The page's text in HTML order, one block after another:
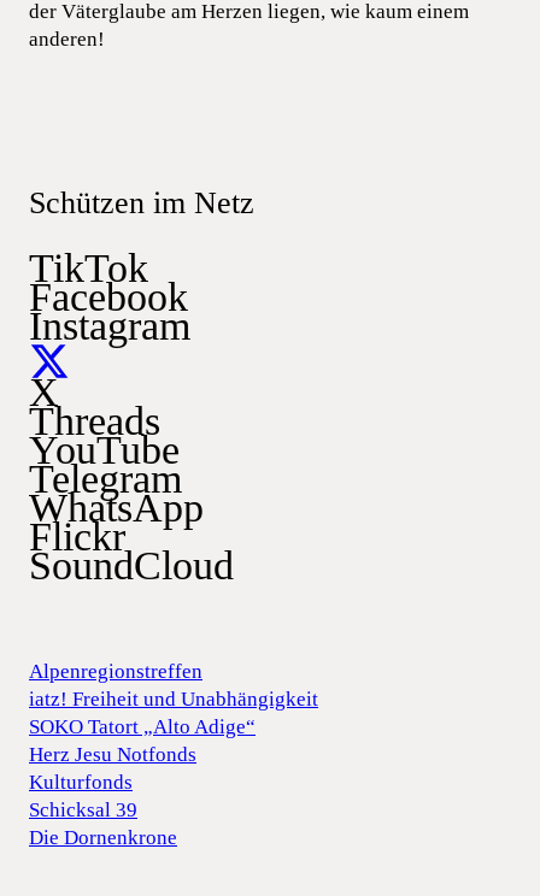
der Väterglaube am Herzen liegen, wie kaum einem
anderen!
Schützen im Netz
TikTok
Facebook
Instagram
X
Threads
YouTube
Telegram
WhatsApp
Flickr
SoundCloud
Alpenregionstreffen
iatz! Freiheit und Unabhängigkeit
SOKO Tatort „Alto Adige“
Herz Jesu Notfonds
Kulturfonds
Schicksal 39
Die Dornenkrone